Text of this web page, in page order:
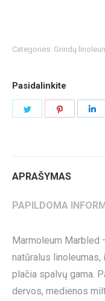
Categories: Grindų
Pasidalinkite
APRAŠYMAS
PAPILDOMA
Marmoleum Marbled
natūralus
plačia spalvų gama.
dervos, medienos